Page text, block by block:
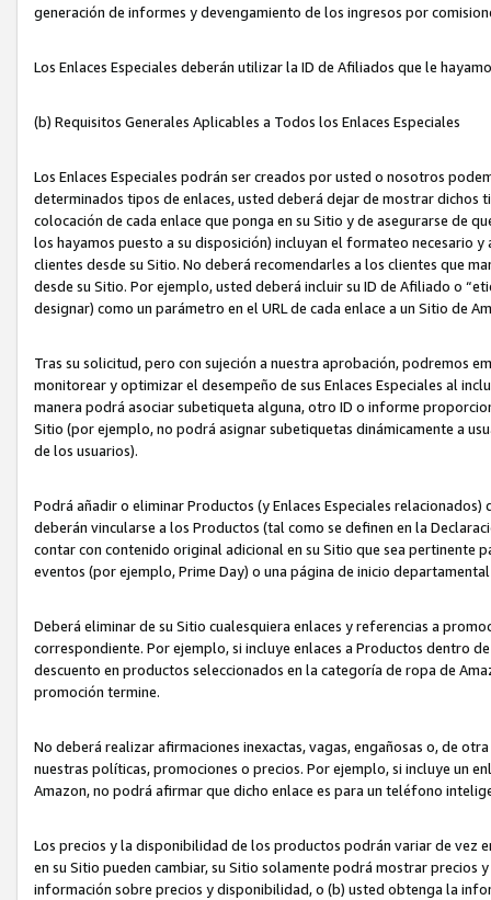
generación de informes y devengamiento de los ingresos por
Los Enlaces Especiales deberán utilizar la ID de Afiliados que le
(b) Requisitos Generales Aplicables a Todos los Enlaces Especiales
Los Enlaces Especiales podrán ser creados por usted o nosotros
determinados tipos de enlaces, usted deberá dejar de mostrar dichos
colocación de cada enlace que ponga en su Sitio y de asegurarse de
los hayamos puesto a su disposición) incluyan el formateo necesario
clientes desde su Sitio. No deberá recomendarles a los clientes que
desde su Sitio. Por ejemplo, usted deberá incluir su ID de Afiliado o
designar) como un parámetro en el URL de cada enlace a un Sitio de
Tras su solicitud, pero con sujeción a nuestra aprobación, podremos
monitorear y optimizar el desempeño de sus Enlaces Especiales al
manera podrá asociar subetiqueta alguna, otro ID o informe
Sitio (por ejemplo, no podrá asignar subetiquetas dinámicamente a
de los usuarios).
Podrá añadir o eliminar Productos (y Enlaces Especiales
deberán vincularse a los Productos (tal como se definen en la
contar con contenido original adicional en su Sitio que sea pertinente
eventos (por ejemplo, Prime Day) o una página de inicio
Deberá eliminar de su Sitio cualesquiera enlaces y referencias a
correspondiente. Por ejemplo, si incluye enlaces a Productos dentro
descuento en productos seleccionados en la categoría de ropa de
promoción termine.
No deberá realizar afirmaciones inexactas, vagas, engañosas o, de
nuestras políticas, promociones o precios. Por ejemplo, si incluye un
Amazon, no podrá afirmar que dicho enlace es para un teléfono
Los precios y la disponibilidad de los productos podrán variar de vez
en su Sitio pueden cambiar, su Sitio solamente podrá mostrar
información sobre precios y disponibilidad, o (b) usted obtenga la